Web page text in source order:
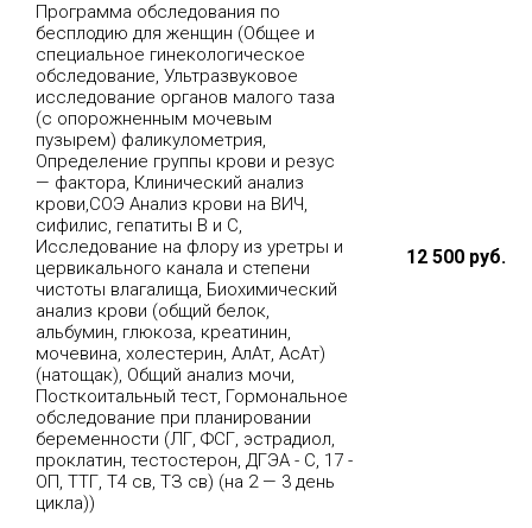
Программа обследования по
бесплодию для женщин (Общее и
специальное гинекологическое
обследование, Ультразвуковое
исследование органов малого таза
(с опорожненным мочевым
пузырем) фаликулометрия,
Определение группы крови и резус
— фактора, Клинический анализ
крови,СОЭ Анализ крови на ВИЧ,
сифилис, гепатиты В и С,
Исследование на флору из уретры и
цервикального канала и степени
чистоты влагалища, Биохимический
анализ крови (общий белок,
альбумин, глюкоза, креатинин,
мочевина, холестерин, АлАт, АсАт)
(натощак), Общий анализ мочи,
Посткоитальный тест, Гормональное
обследование при планировании
беременности (ЛГ, ФСГ, эстрадиол,
проклатин, тестостерон, ДГЭА - С, 17 -
ОП, ТТГ, Т4 св, ТЗ св) (на 2 — 3 день
цикла))
12 500 руб.